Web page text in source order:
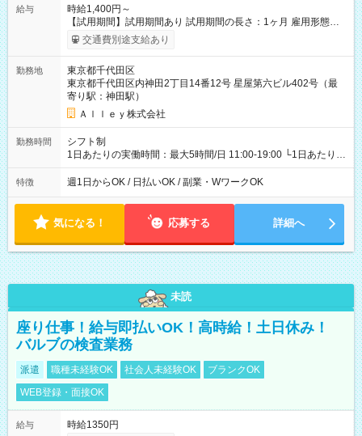
給与
時給1,400円～
【試用期間】試用期間あり 試用期間の長さ：1ヶ月 雇用形態、
給与は本採用時と同じです。
交通費別途支給あり
勤務地
東京都千代田区
東京都千代田区内神田2丁目14番12号 星屋第六ビル402号（最
寄り駅：神田駅）
Ａｌｌｅｙ株式会社
勤務時間
シフト制
1日あたりの実働時間：最大5時間/日 11:00-19:00 └1日あたりの
実働時間：1-5時間 └上記の時間帯内であれば、いつでも勤務可
能！ └平日・土曜日の中で、お好きな曜日でご勤務いただけま
18:00 などのように、自由な働き方が可能なお仕事です！
特徴 週1日からOK / 日払いOK / 副業・WワークOK
気になる！ 応募する 詳細へ
未読
座り仕事！給与即払いOK！高時給！土日休み！
バルブの検査業務
派遣 職種未経験OK 社会人未経験OK
ブランクOK
WEB登録・面接OK
給与
時給1350円